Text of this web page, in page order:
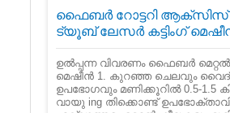
ഫൈബർ റോട്ടറി ആക്സിസ്
ട്യൂബ് ലേസർ കട്ടിംഗ്
ഉൽപ്പന്ന വിവരണം ഫൈബർ മെറ്റൽ
മെഷീൻ 1. കുറഞ്ഞ ചെലവും
ഉപഭോഗവും മണിക്കൂറിൽ 0.5-1.5
വായു ing തിക്കൊണ്ട്